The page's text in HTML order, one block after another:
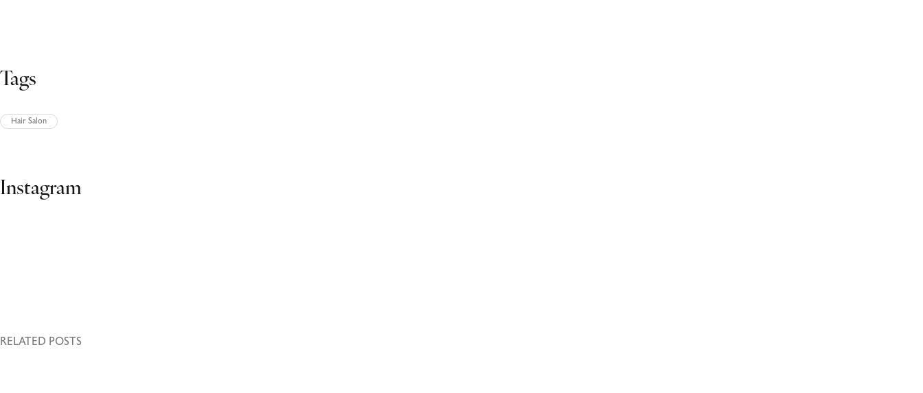
Tags
Hair Salon
Instagram
RELATED POSTS